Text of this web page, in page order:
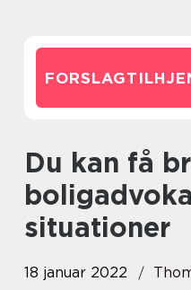
Du kan få brug for en
situationer
18 januar 2022